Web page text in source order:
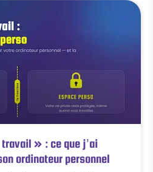
» : ce que j’ai
ordinateur personnel